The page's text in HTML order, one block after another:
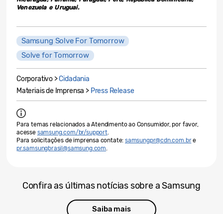
Venezuela e Uruguai.
Samsung Solve For Tomorrow
Solve for Tomorrow
Corporativo >Cidadania
Materiais de Imprensa > Press Release
Para temas relacionados a Atendimento ao Consumidor, por favor,
acesse samsung.com/br/support.
Para solicitações de imprensa contate: samsungpr@cdn.com.bre
pr.samsungbrasil@samsung.com.
Confira as últimas notícias sobre a Samsung
Saiba mais